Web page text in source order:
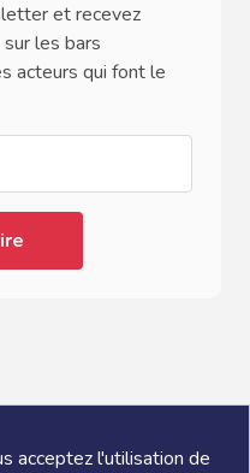
acceptez l'utilisation de
et recevez
les bars
acteurs qui font le